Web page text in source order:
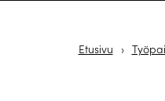
Etusivu ›